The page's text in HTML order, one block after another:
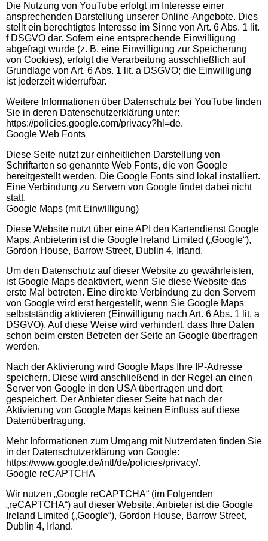
Die Nutzung von YouTube erfolgt im Interesse einer
ansprechenden Darstellung unserer Online-Angebote. Dies
stellt ein berechtigtes Interesse im Sinne von Art. 6 Abs. 1 lit.
f DSGVO dar. Sofern eine entsprechende Einwilligung
abgefragt wurde (z. B. eine Einwilligung zur Speicherung
von Cookies), erfolgt die Verarbeitung ausschließlich auf
Grundlage von Art. 6 Abs. 1 lit. a DSGVO; die Einwilligung
ist jederzeit widerrufbar.
Weitere Informationen über Datenschutz bei YouTube finden
Sie in deren Datenschutzerklärung unter:
https://policies.google.com/privacy?hl=de.
Google Web Fonts
Diese Seite nutzt zur einheitlichen Darstellung von
Schriftarten so genannte Web Fonts, die von Google
bereitgestellt werden. Die Google Fonts sind lokal installiert.
Eine Verbindung zu Servern von Google findet dabei nicht
statt.
Google Maps (mit Einwilligung)
Diese Website nutzt über eine API den Kartendienst Google
Maps. Anbieterin ist die Google Ireland Limited („Google“),
Gordon House, Barrow Street, Dublin 4, Irland.
Um den Datenschutz auf dieser Website zu gewährleisten,
ist Google Maps deaktiviert, wenn Sie diese Website das
erste Mal betreten. Eine direkte Verbindung zu den Servern
von Google wird erst hergestellt, wenn Sie Google Maps
selbstständig aktivieren (Einwilligung nach Art. 6 Abs. 1 lit. a
DSGVO). Auf diese Weise wird verhindert, dass Ihre Daten
schon beim ersten Betreten der Seite an Google übertragen
werden.
Nach der Aktivierung wird Google Maps Ihre IP-Adresse
speichern. Diese wird anschließend in der Regel an einen
Server von Google in den USA übertragen und dort
gespeichert. Der Anbieter dieser Seite hat nach der
Aktivierung von Google Maps keinen Einfluss auf diese
Datenübertragung.
Mehr Informationen zum Umgang mit Nutzerdaten finden Sie
in der Datenschutzerklärung von Google:
https://www.google.de/intl/de/policies/privacy/.
Google reCAPTCHA
Wir nutzen „Google reCAPTCHA“ (im Folgenden
„reCAPTCHA“) auf dieser Website. Anbieter ist die Google
Ireland Limited („Google“), Gordon House, Barrow Street,
Dublin 4, Irland.